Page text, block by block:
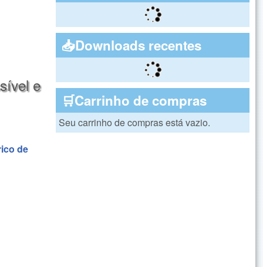
e
de
📥Downloads recentes
🛒Carrinho de compras
Seu carrinho de compras está vazio.